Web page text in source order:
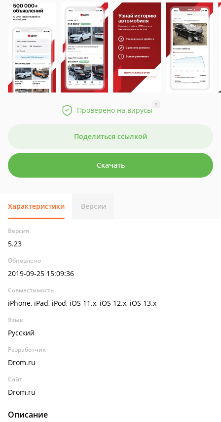
Проверено на вирусы
?
Поделиться ссылкой
Скачать
Характеристики Версии
Версия
5.23
Обновлено
2019-09-25 15:09:36
Совместимость
iPhone, iPad, iPod, iOS 11.x, iOS 12.x, iOS 13.x
Язык
Русский
Разработчик
Drom.ru
Сайт
Drom.ru
Описание